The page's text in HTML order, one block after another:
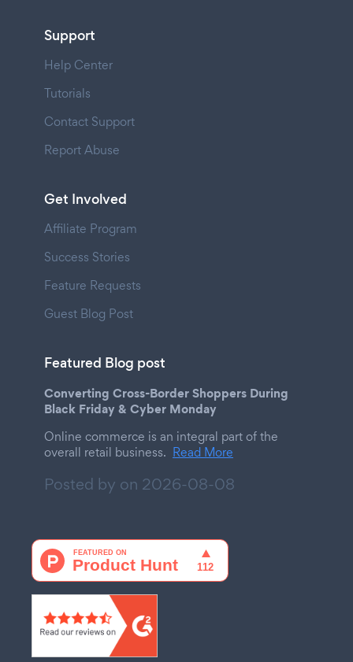
Support
Help Center
Tutorials
Contact Support
Report Abuse
Get Involved
Affiliate Program
Success Stories
Feature Requests
Guest Blog Post
Featured Blog post
Converting Cross-Border Shoppers During
Black Friday & Cyber Monday
Online commerce is an integral part of the
overall retail business. Read More
Posted by on 2026-08-08